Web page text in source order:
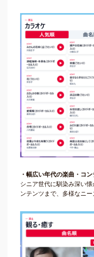
・幅広い年代の楽曲・コ
シニア世代に馴染み深い
ンテンツまで、多様なニー